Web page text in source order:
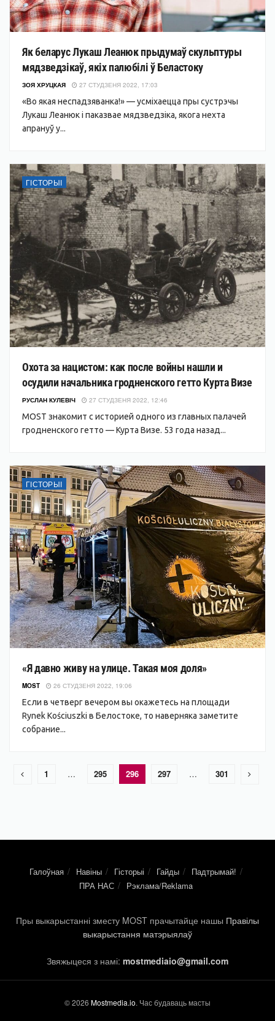
Як беларус Лукаш Леанюк прыдумаў скульптуры
мядзведзікаў, якіх палюбілі ў Беластоку
ЗОЯ ХРУЦКАЯ 27 СТУДЗЕНЯ 2022, 17:03
«Во якая неспадзяванка!» — усміхаецца пры сустрэчы
Лукаш Леанюк і паказвае мядзведзіка, якога нехта
апрануў у...
ГІСТОРЫІ
Охота за нацистом: как после войны нашли и
осудили начальника гродненского гетто Курта Визе
РУСЛАН КУЛЕВІЧ 27 СТУДЗЕНЯ 2022, 12:46
MOST знакомит с историей одного из главных палачей
гродненского гетто — Курта Визе. 53 года назад...
ГІСТОРЫІ
«Я давно живу на улице. Такая моя доля»
MOST 26 СТУДЗЕНЯ 2022, 19:06
Если в четверг вечером вы окажетесь на площади
Rynek Kościuszki в Белостоке, то наверняка заметите
собрание...
1 … 295 296 297 … 301
Галоўная Навіны Гісторыі Гайды
Падтрымай!
ПРА НАС
Рэклама/Reklama
Пры выкарыстанні зместу MOST прачытайце нашы Правілы
выкарыстання матэрыялаў
Звяжыцеся з намі: mostmediaio@gmail.com
© 2026 Mostmedia.io. Час будаваць масты